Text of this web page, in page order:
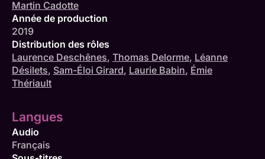
Martin Cadotte
Année de production
2019
Distribution des rôles
Laurence Deschênes, Thomas Delorme, Léanne
Désilets, Sam-Éloi Girard, Laurie Babin, Émie
Thériault
Langues
Audio
Français